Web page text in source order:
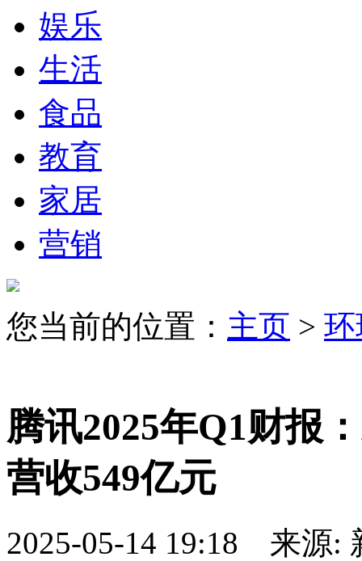
娱乐
生活
食品
教育
家居
营销
您当前的位置： 主页 >
腾讯2025年Q1财报
营收549亿元
2025-05-14 19:18 来